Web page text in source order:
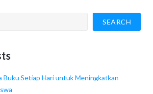
SEARCH
Buku Setiap Hari untuk Meningkatkan